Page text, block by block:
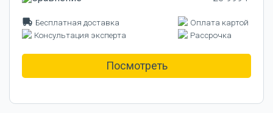
Бесплатная доставка
Оплата картой
Консультация эксперта
Рассрочка
Посмотреть